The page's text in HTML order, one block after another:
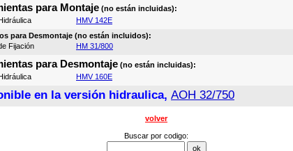
para Montaje (no están incluidas):
HMV 142E
para Desmontaje (no están incluidos):
Fijación
HM 31/800
para Desmontaje (no están incluidas):
HMV 160E
en la versión hidraulica, AOH 32/750
volver
Buscar por codigo: